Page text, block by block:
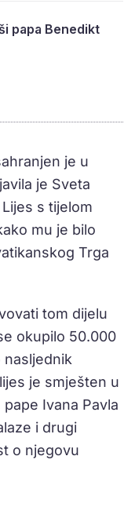
papa Benedikt
je u
je Sveta
s tijelom
mu je bilo
Trga
tom dijelu
okupilo 50.000
nasljednik
je smješten u
Ivana Pavla
i drugi
o njegovu